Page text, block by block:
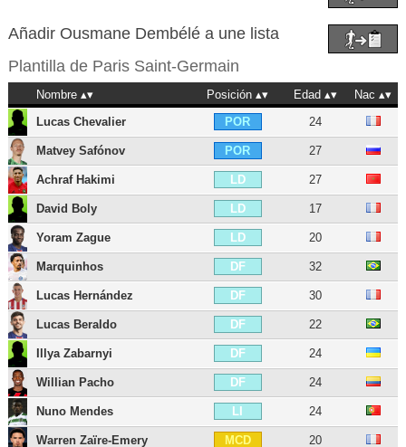
Añadir Ousmane Dembélé a une lista
Plantilla de Paris Saint-Germain
Nombre Posición Edad
Nac
Lucas Chevalier
POR 24
Matvey Safónov POR 27
Achraf Hakimi LD 27
David Boly LD 17
Yoram Zague LD 20
Marquinhos DF 32
Lucas Hernández DF 30
Lucas Beraldo DF 22
Illya Zabarnyi DF 24
Willian Pacho DF 24
Nuno Mendes LI 24
Warren Zaïre-Emery MCD 20